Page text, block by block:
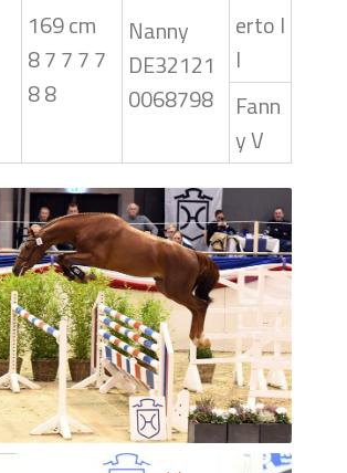
169 cm
8 7 7 7 7
8 8
Nanny
DE32121
0068798
erto I
I
Fann
y V